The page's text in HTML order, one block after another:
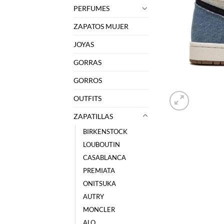
PERFUMES
ZAPATOS MUJER
JOYAS
GORRAS
GORROS
OUTFITS
ZAPATILLAS
BIRKENSTOCK
LOUBOUTIN
CASABLANCA
PREMIATA
ONITSUKA
AUTRY
MONCLER
ALO